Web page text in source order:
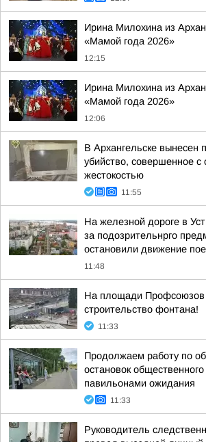
Ирина Милохина из
«Мамой года 2026»
12:15
Ирина Милохина из
«Мамой года 2026»
12:06
В Архангельске вынесен
убийство, совершенное с
жестокостью
11:55
На железной дороге в
за подозрительнрго
остановили движение
11:48
На площади Профсоюзов
строительство фонтана!
11:33
Продолжаем работу по
остановок
павильонами ожидания
11:33
Руководитель